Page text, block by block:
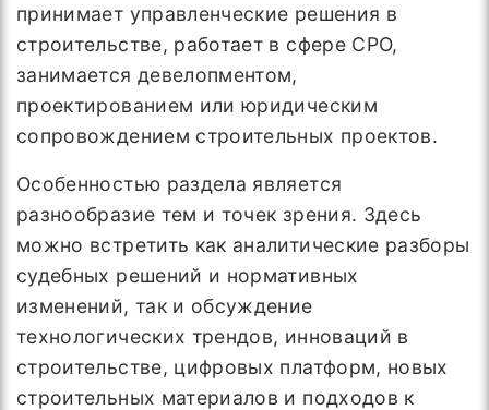
принимает управленческие решения в
строительстве, работает в сфере СРО,
занимается девелопментом,
проектированием или юридическим
сопровождением строительных проектов.
Особенностью раздела является
разнообразие тем и точек зрения. Здесь
можно встретить как аналитические разборы
судебных решений и нормативных
изменений, так и обсуждение
технологических трендов, инноваций в
строительстве, цифровых платформ, новых
строительных материалов и подходов к